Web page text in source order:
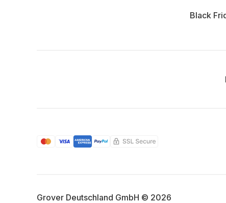
Black
Grover Deutschland GmbH © 2026